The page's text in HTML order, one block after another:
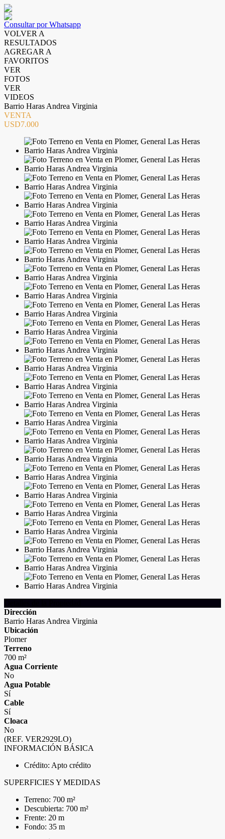
Consultar por Whatsapp
VOLVER A
RESULTADOS
AGREGAR A
FAVORITOS
VER
FOTOS
VER
VIDEOS
Barrio Haras Andrea Virginia
VENTA
USD7.000
Dirección
Barrio Haras Andrea Virginia
Ubicación
Plomer
Terreno
700 m²
Agua Corriente
No
Agua Potable
Sí
Cable
Sí
Cloaca
No
(REF. VER2929LO)
INFORMACIÓN BÁSICA
Crédito: Apto crédito
SUPERFICIES Y MEDIDAS
Terreno: 700 m²
Descubierta: 700 m²
Frente: 20 m
Fondo: 35 m